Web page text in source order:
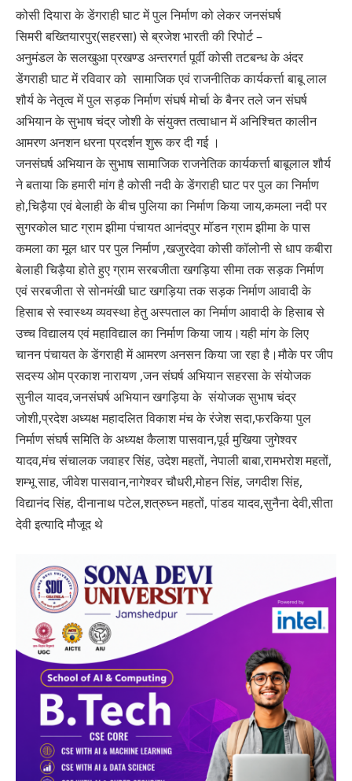
कोसी दियारा के डेंगराही घाट में पुल निर्माण को लेकर जनसंघर्ष
सिमरी बख्तियारपुर(सहरसा) से ब्रजेश भारती की रिपोर्ट –
अनुमंडल के सलखुआ प्रखण्ड अन्तरगर्त पूर्वी कोसी तटबन्ध के अंदर
डेंगराही घाट में रविवार को सामाजिक एवं राजनीतिक कार्यकर्त्ता बाबू लाल
शौर्य के नेतृत्व में पुल सड़क निर्माण संघर्ष मोर्चा के बैनर तले जन संघर्ष
अभियान के सुभाष चंद्र जोशी के संयुक्त तत्वाधान में अनिश्चित कालीन
आमरण अनशन धरना प्रदर्शन शुरू कर दी गई ।
जनसंघर्ष अभियान के सुभाष सामाजिक राजनेतिक कार्यकर्त्ता बाबूलाल शौर्य
ने बताया कि हमारी मांग है कोसी नदी के डेंगराही घाट पर पुल का निर्माण
हो,चिड़ैया एवं बेलाही के बीच पुलिया का निर्माण किया जाय,कमला नदी पर
सुगरकोल घाट ग्राम झीमा पंचायत आनंदपुर मॉडन ग्राम झीमा के पास
कमला का मूल धार पर पुल निर्माण ,खजुरदेवा कोसी कॉलोनी से धाप कबीरा
बेलाही चिड़ैया होते हुए ग्राम सरबजीता खगड़िया सीमा तक सड़क निर्माण
एवं सरबजीता से सोनमंखी घाट खगड़िया तक सड़क निर्माण आवादी के
हिसाब से स्वास्थ्य व्यवस्था हेतु अस्पताल का निर्माण आवादी के हिसाब से
उच्च विद्यालय एवं महाविद्याल का निर्माण किया जाय।यही मांग के लिए
चानन पंचायत के डेंगराही में आमरण अनसन किया जा रहा है।मौके पर जीप
सदस्य ओम प्रकाश नारायण ,जन संघर्ष अभियान सहरसा के संयोजक
सुनील यादव,जनसंघर्ष अभियान खगड़िया के संयोजक सुभाष चंद्र
जोशी,प्रदेश अध्यक्ष महादलित विकाश मंच के रंजेश सदा,फरकिया पुल
निर्माण संघर्ष समिति के अध्यक्ष कैलाश पासवान,पूर्व मुखिया जुगेश्वर
यादव,मंच संचालक जवाहर सिंह, उदेश महतों, नेपाली बाबा,रामभरोश महतों,
शम्भू साह, जीवेश पासवान,नागेश्वर चौधरी,मोहन सिंह, जगदीश सिंह,
विद्यानंद सिंह, दीनानाथ पटेल,शत्रुघ्न महतों, पांडव यादव,सुनैना देवी,सीता
देवी इत्यादि मौजूद थे